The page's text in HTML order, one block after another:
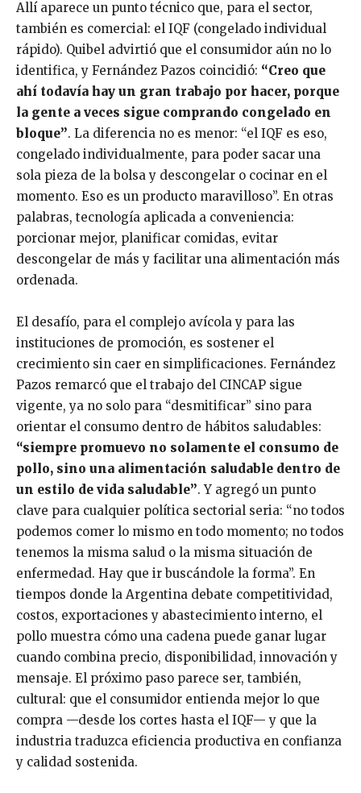
Allí aparece un punto técnico que, para el sector,
también es comercial: el IQF (congelado individual
rápido). Quibel advirtió que el consumidor aún no lo
identifica, y Fernández Pazos coincidió: “Creo que
ahí todavía hay un gran trabajo por hacer, porque
la gente a veces sigue comprando congelado en
bloque”. La diferencia no es menor: “el IQF es eso,
congelado individualmente, para poder sacar una
sola pieza de la bolsa y descongelar o cocinar en el
momento. Eso es un producto maravilloso”. En otras
palabras, tecnología aplicada a conveniencia:
porcionar mejor, planificar comidas, evitar
descongelar de más y facilitar una alimentación más
ordenada.
El desafío, para el complejo avícola y para las
instituciones de promoción, es sostener el
crecimiento sin caer en simplificaciones. Fernández
Pazos remarcó que el trabajo del CINCAP sigue
vigente, ya no solo para “desmitificar” sino para
orientar el consumo dentro de hábitos saludables:
“siempre promuevo no solamente el consumo de
pollo, sino una alimentación saludable dentro de
un estilo de vida saludable”. Y agregó un punto
clave para cualquier política sectorial seria: “no todos
podemos comer lo mismo en todo momento; no todos
tenemos la misma salud o la misma situación de
enfermedad. Hay que ir buscándole la forma”. En
tiempos donde la Argentina debate competitividad,
costos, exportaciones y abastecimiento interno, el
pollo muestra cómo una cadena puede ganar lugar
cuando combina precio, disponibilidad, innovación y
mensaje. El próximo paso parece ser, también,
cultural: que el consumidor entienda mejor lo que
compra —desde los cortes hasta el IQF— y que la
industria traduzca eficiencia productiva en confianza
y calidad sostenida.